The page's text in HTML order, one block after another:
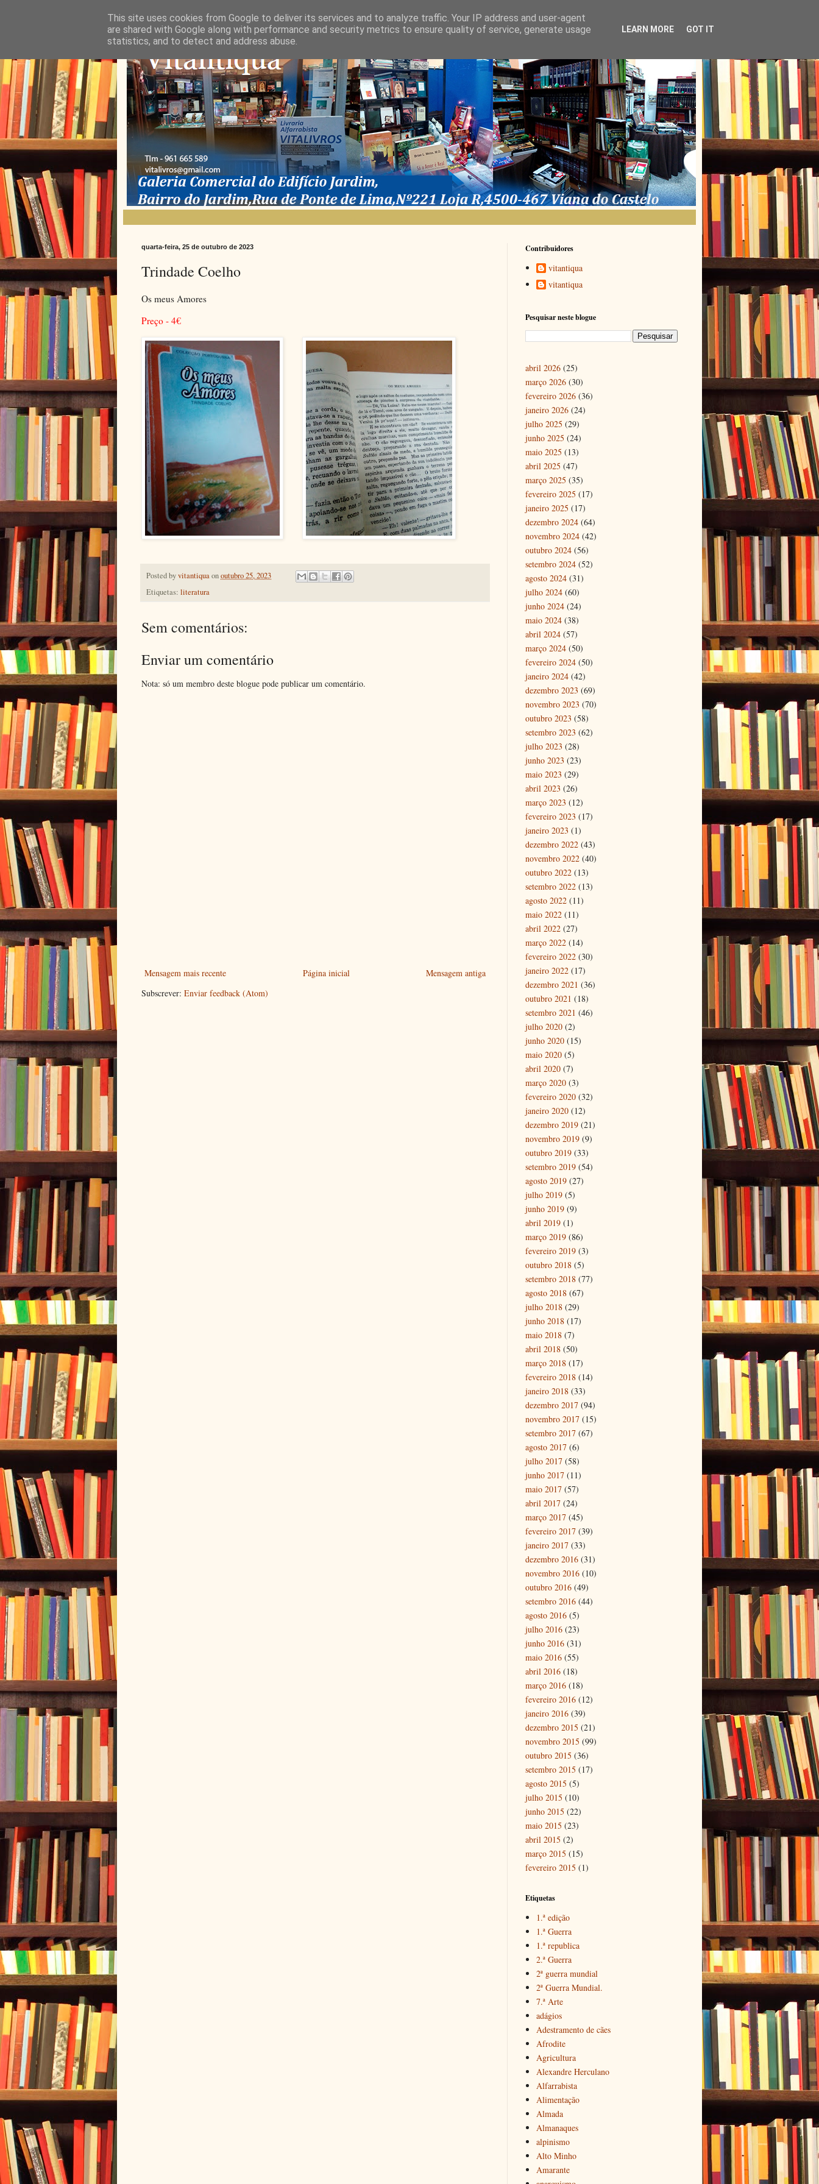
quarta-feira, 25 de outubro de 2023
Trindade Coelho
Os meus Amores
Preço - 4€
Posted byvitantiquaonoutubro 25, 2023
Etiquetas: literatura
Sem comentários:
Enviar um comentário
Nota: só um membro deste blogue pode publicar um comentário.
Mensagem mais recente Mensagem antiga
Página inicial
Subscrever: Enviar feedback (Atom)
Contribuidores
vitantiqua
vitantiqua
Pesquisar neste blogue
abril 2026 (25)
março 2026 (30)
fevereiro 2026 (36)
janeiro 2026 (24)
julho 2025 (29)
junho 2025 (24)
maio 2025 (13)
abril 2025 (47)
março 2025 (35)
fevereiro 2025 (17)
janeiro 2025 (17)
dezembro 2024 (64)
novembro 2024 (42)
outubro 2024 (56)
setembro 2024 (52)
agosto 2024 (31)
julho 2024 (60)
junho 2024 (24)
maio 2024 (38)
abril 2024 (57)
março 2024 (50)
fevereiro 2024 (50)
janeiro 2024 (42)
dezembro 2023 (69)
novembro 2023 (70)
outubro 2023 (58)
setembro 2023 (62)
julho 2023 (28)
junho 2023 (23)
maio 2023 (29)
abril 2023 (26)
março 2023 (12)
fevereiro 2023 (17)
janeiro 2023 (1)
dezembro 2022 (43)
novembro 2022 (40)
outubro 2022 (13)
setembro 2022 (13)
agosto 2022 (11)
maio 2022 (11)
abril 2022 (27)
março 2022 (14)
fevereiro 2022 (30)
janeiro 2022 (17)
dezembro 2021 (36)
outubro 2021 (18)
setembro 2021 (46)
julho 2020 (2)
junho 2020 (15)
maio 2020 (5)
abril 2020 (7)
março 2020 (3)
fevereiro 2020 (32)
janeiro 2020 (12)
dezembro 2019 (21)
novembro 2019 (9)
outubro 2019 (33)
setembro 2019 (54)
agosto 2019 (27)
julho 2019 (5)
junho 2019 (9)
abril 2019 (1)
março 2019 (86)
fevereiro 2019 (3)
outubro 2018 (5)
setembro 2018 (77)
agosto 2018 (67)
julho 2018 (29)
junho 2018 (17)
maio 2018 (7)
abril 2018 (50)
março 2018 (17)
fevereiro 2018 (14)
janeiro 2018 (33)
dezembro 2017 (94)
novembro 2017 (15)
setembro 2017 (67)
agosto 2017 (6)
julho 2017 (58)
junho 2017 (11)
maio 2017 (57)
abril 2017 (24)
março 2017 (45)
fevereiro 2017 (39)
janeiro 2017 (33)
dezembro 2016 (31)
novembro 2016 (10)
outubro 2016 (49)
setembro 2016 (44)
agosto 2016 (5)
julho 2016 (23)
junho 2016 (31)
maio 2016 (55)
abril 2016 (18)
março 2016 (18)
fevereiro 2016 (12)
janeiro 2016 (39)
dezembro 2015 (21)
novembro 2015 (99)
outubro 2015 (36)
setembro 2015 (17)
agosto 2015 (5)
julho 2015 (10)
junho 2015 (22)
maio 2015 (23)
abril 2015 (2)
março 2015 (15)
fevereiro 2015 (1)
Etiquetas
1.ª edição
1.ª Guerra
1.ª republica
2.ª Guerra
2ª guerra mundial
2ª Guerra Mundial.
7.ª Arte
adágios
Adestramento de cães
Afrodite
Agricultura
Alexandre Herculano
Alfarrabista
Alimentação
Almada
Almanaques
alpinismo
Alto Minho
Amarante
This site uses cookies from Google to deliver its services and to analyze traffic. Your IP address and user-agent
are shared with Google along with performance and security metrics to ensure quality of service, generate usage
statistics, and to detect and address abuse.
LEARN MORE GOT IT